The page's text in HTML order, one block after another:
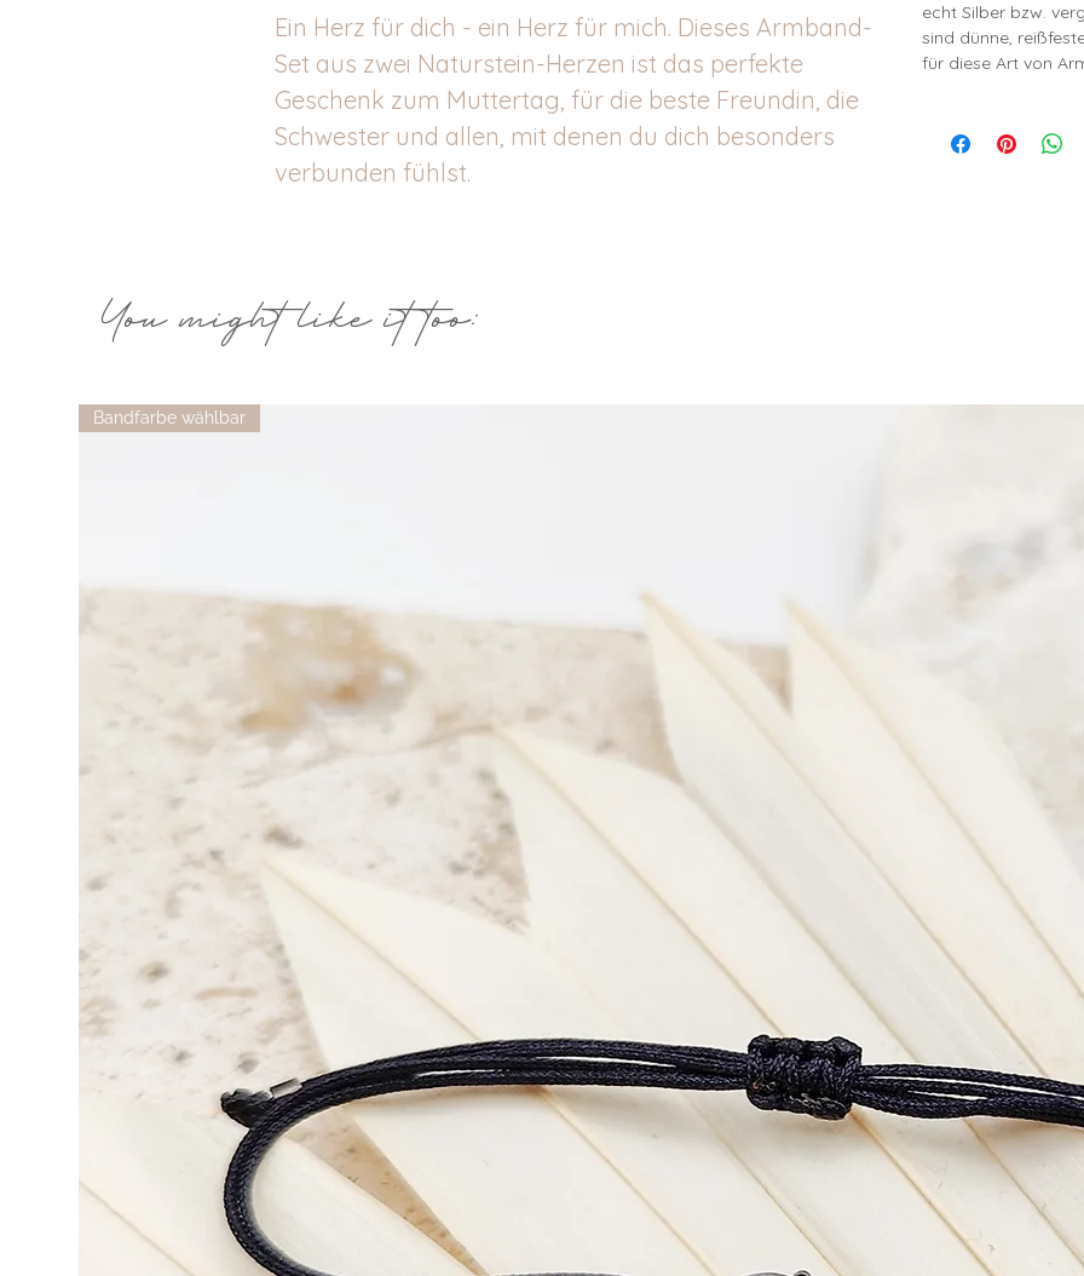
Ein Herz für dich - ein Herz für mich. Dieses Armband-
Set aus zwei Naturstein-Herzen ist das perfekte
Geschenk zum Muttertag, für die beste Freundin, die
Schwester und allen, mit denen du dich besonders
verbunden fühlst.
echt Silber bzw.
sind dünne,
für diese Art von
You might like it too:
Bandfarbe wählbar